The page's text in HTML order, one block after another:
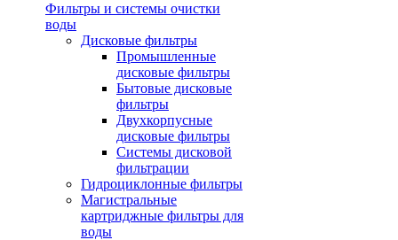
Фильтры и системы очистки
воды
Дисковые фильтры
Промышленные
дисковые фильтры
Бытовые дисковые
фильтры
Двухкорпусные
дисковые фильтры
Системы дисковой
фильтрации
Гидроциклонные фильтры
Магистральные
картриджные фильтры для
воды